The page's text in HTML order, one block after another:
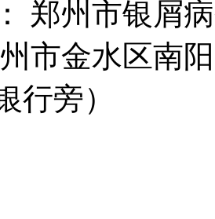
郑州市银屑
市金水区南
行旁）